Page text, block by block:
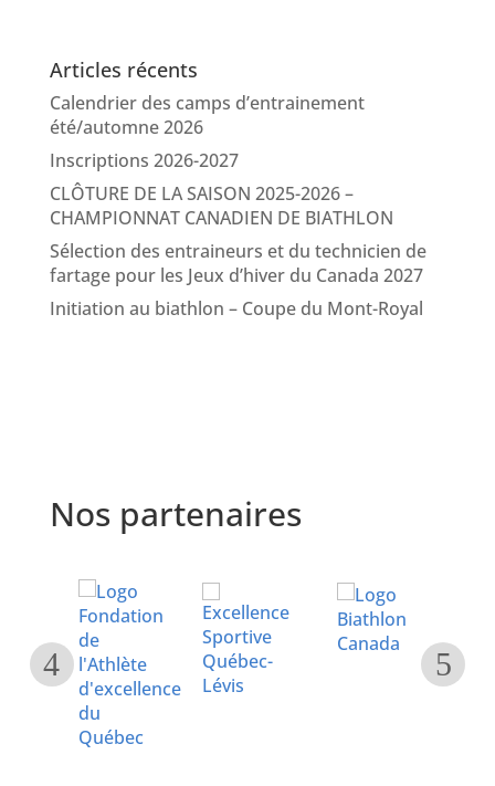
Articles récents
Calendrier des camps d’entrainement
été/automne 2026
Inscriptions 2026-2027
CLÔTURE DE LA SAISON 2025-2026 –
CHAMPIONNAT CANADIEN DE BIATHLON
Sélection des entraineurs et du technicien de
fartage pour les Jeux d’hiver du Canada 2027
Initiation au biathlon – Coupe du Mont-Royal
Nos partenaires